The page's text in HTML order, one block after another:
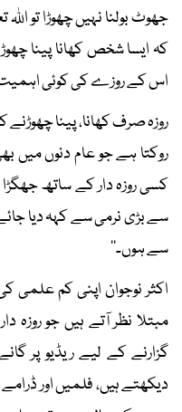
جھوٹ بولنا نہیں چھوڑا تو
کہ ایسا شخص کھانا پینا
اس کے روزے کی کوئی اہمیت
روزہ صرف کھانا، پینا چھوڑنے
روکتا ہے جو عام دنوں میں
کسی روزہ دار کے ساتھ
سے بڑی نرمی سے کہہ دیا
سے ہوں۔‘‘
اکثر نوجوان اپنی کم
مبتلا نظر آتے ہیں جو روزہ
گزارنے کے لیے ریڈیو پر
دیکھتے ہیں، فلمیں اور